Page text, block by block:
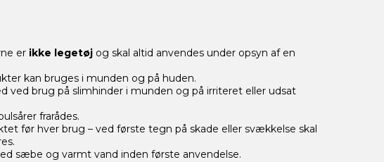
er ikke legetøj og skal altid anvendes under opsyn af en
kan bruges i munden og på huden.
ved brug på slimhinder i munden og på irriteret eller udsat
frarådes.
før hver brug – ved første tegn på skade eller svækkelse skal
sæbe og varmt vand inden første anvendelse.